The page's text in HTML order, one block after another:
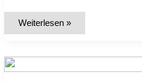
Welche
muss
für
Weiterlesen »